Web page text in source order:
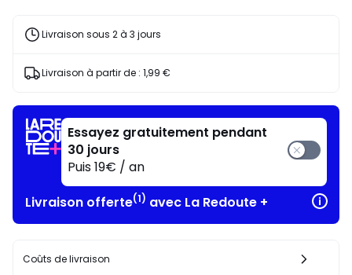
articles
J'en
Livraison sous 2 à 3 jours
Livraison à partir de : 1,99 €
Essayez gratuitement pendant
30 jours
Puis 19€ / an
Livraison offerte(1) avec La Redoute +
Coûts de livraison